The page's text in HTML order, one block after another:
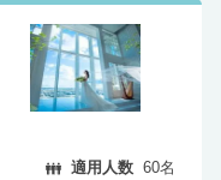
適用人数 60名